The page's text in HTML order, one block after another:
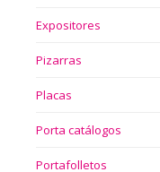
Expositores
Pizarras
Placas
Porta catálogos
Portafolletos